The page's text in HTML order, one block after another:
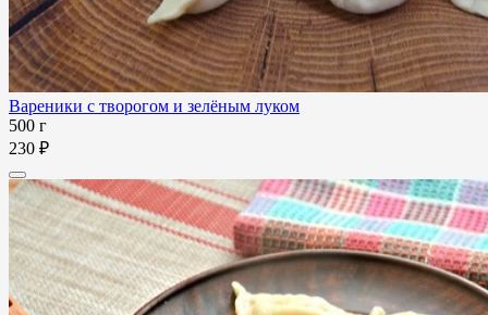
Вареники с творогом и зелёным луком
500 г
230 ₽